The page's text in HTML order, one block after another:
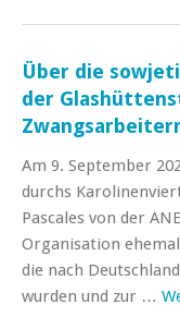
Über die
der
Am 9. September
durchs
Pascales von der
Organisation
die nach
wurden und zur …